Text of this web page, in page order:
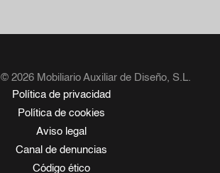
© 2026 Mobiliario Auxiliar de Diseño, S.L.
Política de privacidad
Política de cookies
Aviso legal
Canal de denuncias
Código ético